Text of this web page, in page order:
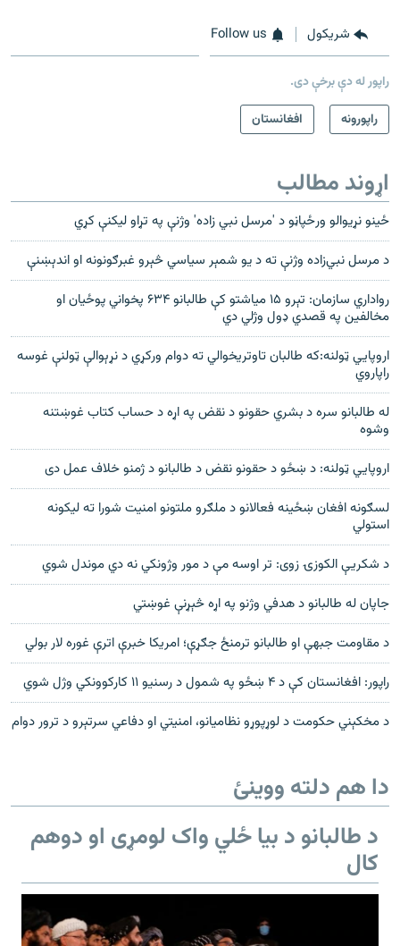
شريکول Follow us
راپور له دې برخې دی.
راپورونه
افغانستان
اړوند مطالب
ځینو نړیوالو ورځپاڼو د 'مرسل نبي زاده' وژنې په تړاو لیکنې کړي
د مرسل نبي‌زاده وژنې ته د يو شمېر سياسي څېرو غبرګونونه او اندېښنې
رواداري سازمان: تېرو ۱۵ مياشتو کې طالبانو ۶۳۴ پخواني پوځيان او
مخالفين په قصدي ډول وژلي دي
اروپايي ټولنه:که طالبان تاوتريخوالي ته دوام ورکړي د نړېوالې ټولنې غوسه
راپاروي
له طالبانو سره د بشري حقونو د نقض په اړه د حساب کتاب غوښتنه
وشوه
اروپايي ټولنه: د ښځو د حقونو نقض د طالبانو د ژمنو خلاف عمل دی
لسګونه افغان ښځینه فعالانو د ملګرو ملتونو امنیت شورا ته لیکونه
استولي
د شکريې الکوزۍ زوی: تر اوسه مې د مور وژونکي نه دي موندل شوي
جاپان له طالبانو د هدفي وژنو په اړه څېړنې غوښتي
د مقاومت جبهې او طالبانو ترمنځ جګړې؛ امریکا خبرې اترې غوره لار بولي
راپور: افغانستان کې د ۴ ښځو په شمول د رسنیو ۱۱ کارکوونکي وژل شوي
د مخکېني حکومت د لوړپوړو نظامیانو، امنیتي او دفاعي سرتېرو د ترور دوام
دا هم دلته ووینئ
د طالبانو د بیا ځلي واک لومړی او دوهم
کال